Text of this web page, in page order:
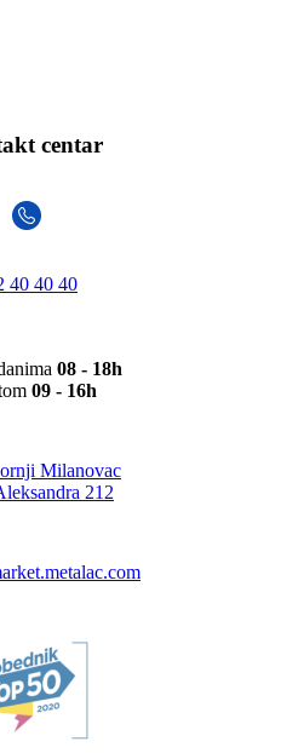
centar
40 40 40
08 - 18h
09 - 16h
Milanovac
212